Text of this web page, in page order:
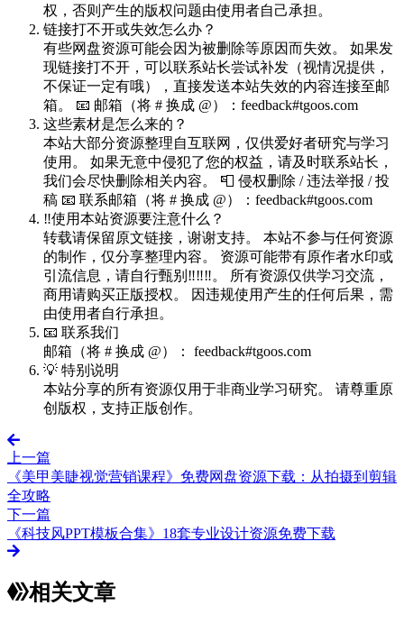
权，否则产生的版权问题由使用者自己承担。
链接打不开或失效怎么办？
有些网盘资源可能会因为被删除等原因而失效。 如果发
现链接打不开，可以联系站长尝试补发（视情况提供，
不保证一定有哦），直接发送本站失效的内容连接至邮
箱。 📧 邮箱（将 # 换成 @）：feedback#tgoos.com
这些素材是怎么来的？
本站大部分资源整理自互联网，仅供爱好者研究与学习
使用。 如果无意中侵犯了您的权益，请及时联系站长，
我们会尽快删除相关内容。 📮 侵权删除 / 违法举报 / 投
稿 📧 联系邮箱（将 # 换成 @）：feedback#tgoos.com
‼️使用本站资源要注意什么？
转载请保留原文链接，谢谢支持。 本站不参与任何资源
的制作，仅分享整理内容。 资源可能带有原作者水印或
引流信息，请自行甄别‼️‼️‼️。 所有资源仅供学习交流，
商用请购买正版授权。 因违规使用产生的任何后果，需
由使用者自行承担。
📧 联系我们
邮箱（将 # 换成 @）： feedback#tgoos.com
💡 特别说明
本站分享的所有资源仅用于非商业学习研究。 请尊重原
创版权，支持正版创作。
上一篇
《美甲美睫视觉营销课程》免费网盘资源下载：从拍摄到剪辑
全攻略
下一篇
《科技风PPT模板合集》18套专业设计资源免费下载
相关文章